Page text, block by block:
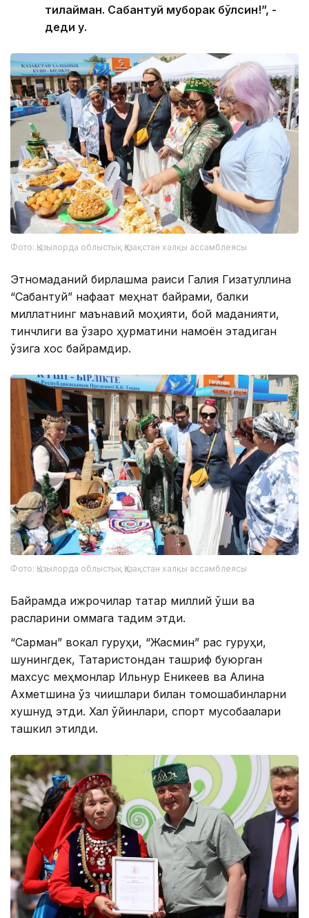
тилайман. Сабантуй муборак бўлсин!”, -
деди у.
Фото: Қызылорда облыстық Қазақстан халқы ассамблеясы
Этномаданий бирлашма раиси Галия Гизатуллина
“Сабантуй” нафақат меҳнат байрами, балки
миллатнинг маънавий моҳияти, бой маданияти,
тинчлиги ва ўзаро ҳурматини намоён этадиган
ўзига хос байрамдир.
Фото: Қызылорда облыстық Қазақстан халқы ассамблеясы
Байрамда ижрочилар татар миллий қўшиқ ва
рақсларини оммага тақдим этди.
“Сарман” вокал гуруҳи, “Жасмин” рақс гуруҳи,
шунингдек, Татаристондан ташриф буюрган
махсус меҳмонлар Ильнур Еникеев ва Алина
Ахметшина ўз чиқишлари билан томошабинларни
хушнуд этди. Халқ ўйинлари, спорт мусобақалари
ташкил этилди.